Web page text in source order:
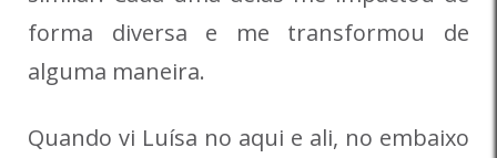
forma diversa e me transformou de
alguma maneira.
Quando vi Luísa no aqui e ali, no embaixo